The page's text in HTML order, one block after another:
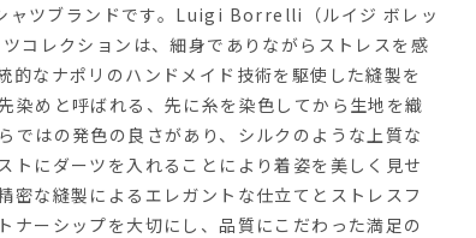
ツブランドです。 Luigi Borrelli （ルイジ ボレッ
コレクションは、細身でありながらストレスを感
的なナポリのハンドメイド技術を駆使した縫製を
染めと呼ばれる、先に糸を染色してから生地を織
ではの発色の良さがあり、シルクのような上質な
トにダーツを入れることにより着姿を美しく見せ
密な縫製によるエレガントな仕立てとストレスフ
ナーシップを大切にし、品質にこだわった満足の